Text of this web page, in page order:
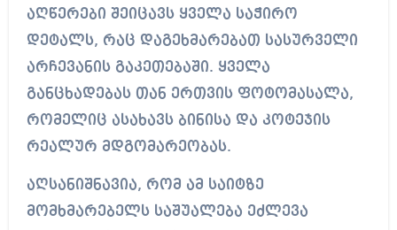
აღწერები შეიცავს ყველა საჭირო
დეტალს, რაც დაგეხმარებათ სასურველი
არჩევანის გაკეთებაში. ყველა
განცხადებას თან ერთვის ფოტომასალა,
რომელიც ასახავს ბინისა და კოტეჯის
რეალურ მდგომარეობას.
აღსანიშნავია, რომ ამ საიტზე
მომხმარებელს საშუალება ეძლევა